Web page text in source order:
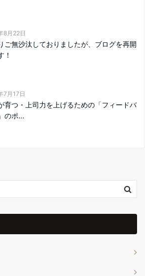
8月22日
ご無沙汰しておりましたが、ブログを再開
！
7月17日
育つ・上司力を上げるための「フィードバ
のポ...